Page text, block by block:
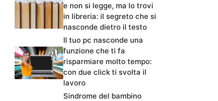
e non si legge, ma lo trovi
in libreria: il segreto che si
nasconde dietro il testo
Il tuo pc nasconde una
funzione che ti fa
risparmiare molto tempo:
con due click ti svolta il
lavoro
Sindrome del bambino